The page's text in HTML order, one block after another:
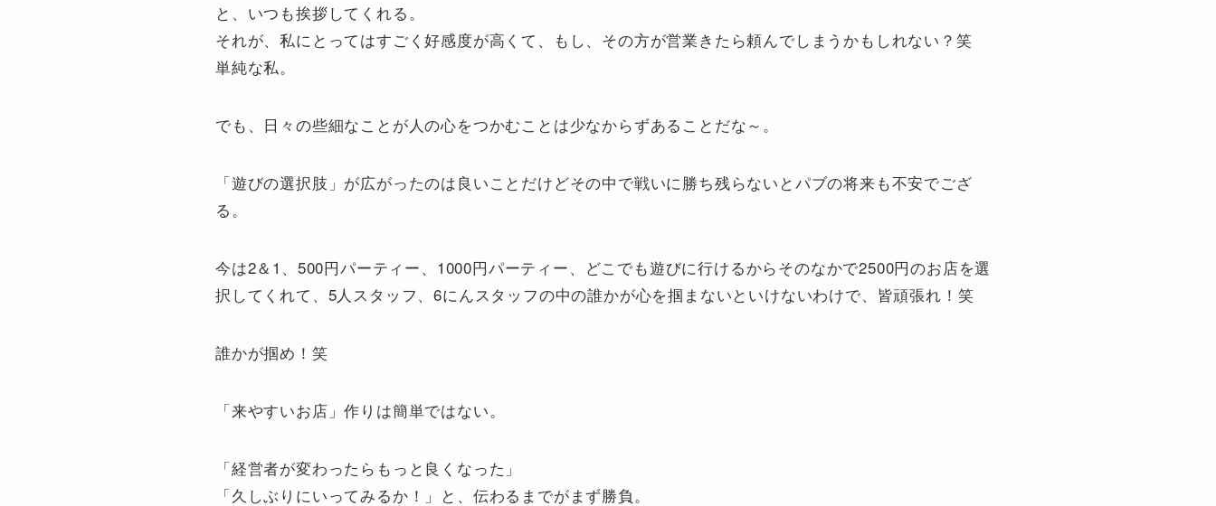
と、いつも挨拶してくれる。
それが、私にとってはすごく好感度が高くて、もし、その方が営業きたら頼んでしまうかもしれない？笑
単純な私。
でも、日々の些細なことが人の心をつかむことは少なからずあることだな～。
「遊びの選択肢」が広がったのは良いことだけどその中で戦いに勝ち残らないとパブの将来も不安でござ
る。
今は2＆1、500円パーティー、1000円パーティー、どこでも遊びに行けるからそのなかで2500円のお店を選
択してくれて、5人スタッフ、6にんスタッフの中の誰かが心を掴まないといけないわけで、皆頑張れ！笑
誰かが掴め！笑
「来やすいお店」作りは簡単ではない。
「経営者が変わったらもっと良くなった」
「久しぶりにいってみるか！」と、伝わるまでがまず勝負。